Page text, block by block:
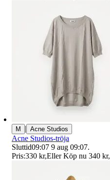
M | Acne Studios
Acne Studios-tröja
Sluttid09:07 9 aug 09:07.
Pris:330 kr,Eller Köp nu 340 kr,